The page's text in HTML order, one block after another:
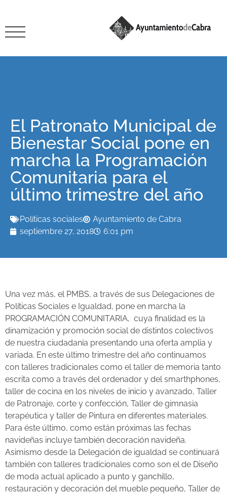
El Patronato Municipal de
Bienestar Social pone en
marcha la Programación
Comunitaria para el
último trimestre del año
Políticas sociales
Ayuntamiento de Cabra
septiembre 27, 2018
6:01 pm
Una vez más, el PMBS, a través de sus Delegaciones de
Políticas Sociales e Igualdad, pone en marcha la
PROGRAMACIÓN COMUNITARIA, cuya finalidad es la
dinamización y promoción social de distintos colectivos
de nuestra ciudadanía presentando una oferta amplia y
variada. En este último trimestre del año continuamos
con talleres tradicionales como el taller de memoria tanto
escrita como a través del ordenador y del smarthphones,
taller de cocina en los niveles de inicio y avanzado, Taller
de Patronaje, corte y confección, Taller de gimnasia
terapéutica y taller de Pintura en diferentes materiales.
Para éste último, como están próximas las fechas
navideñas incluye también decoración navideña.
Asimismo desde la Delegación de igualdad se continuará
también con talleres tradicionales como son el de Diseño
de moda actual aplicado a punto y ganchillo,
restauración y decoración del mueble pequeño, Taller de